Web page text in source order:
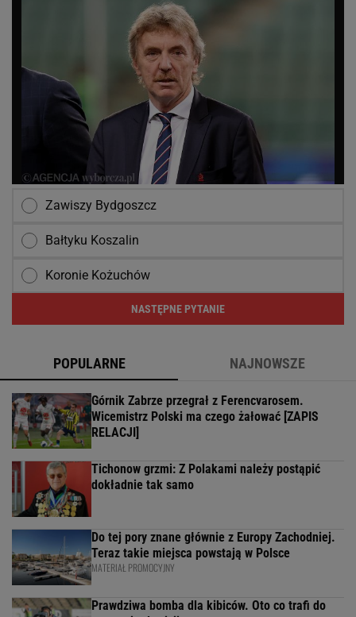
Zawiszy Bydgoszcz
Bałtyku Koszalin
Koronie Kożuchów
NASTĘPNE PYTANIE
POPULARNE NAJNOWSZE
Górnik Zabrze przegrał z Ferencvarosem.
Wicemistrz Polski ma czego żałować [ZAPIS
RELACJI]
Tichonow grzmi: Z Polakami należy postąpić
dokładnie tak samo
Do tej pory znane głównie z Europy Zachodniej.
Teraz takie miejsca powstają w Polsce
MATERIAŁ PROMOCYJNY
Prawdziwa bomba dla kibiców. Oto co trafi do